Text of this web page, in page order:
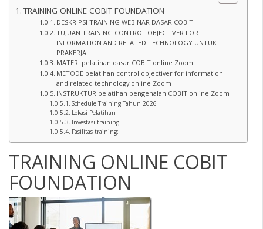
TRAINING ONLINE COBIT FOUNDATION
DESKRIPSI TRAINING WEBINAR DASAR COBIT
TUJUAN TRAINING CONTROL OBJECTIVER FOR
INFORMATION AND RELATED TECHNOLOGY UNTUK
PRAKERJA
MATERI pelatihan dasar COBIT online Zoom
METODE pelatihan control objectiver for information
and related technology online Zoom
INSTRUKTUR pelatihan pengenalan COBIT online Zoom
Schedule Training Tahun 2026
Lokasi Pelatihan
Investasi training
Fasilitas training:
TRAINING ONLINE COBIT
FOUNDATION